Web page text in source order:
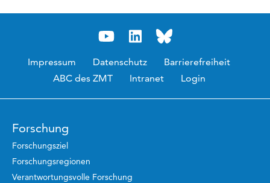
Impressum Datenschutz
Barrierefreiheit
ABC des ZMT
Intranet Login
Forschung
Forschungsziel
Forschungsregionen
Verantwortungsvolle Forschung